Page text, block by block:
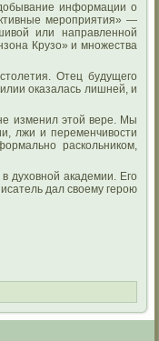
информации о
мероприятия» —
или направленной
Крузо» и множества
Отец будущего
оказалась лишней, и
изменил этой вере. Мы
лжи и переменчивости
раскольником,
духовной академии. Его
дал своему герою